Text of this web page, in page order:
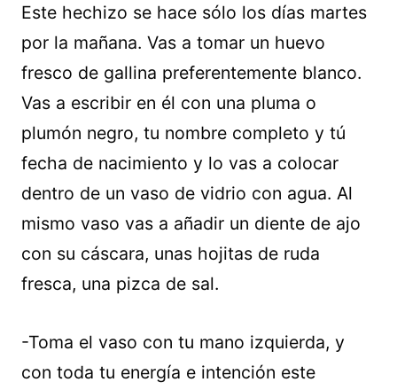
Este hechizo se hace sólo los días martes
por la mañana. Vas a tomar un huevo
fresco de gallina preferentemente blanco.
Vas a escribir en él con una pluma o
plumón negro, tu nombre completo y tú
fecha de nacimiento y lo vas a colocar
dentro de un vaso de vidrio con agua. Al
mismo vaso vas a añadir un diente de ajo
con su cáscara, unas hojitas de ruda
fresca, una pizca de sal.
-Toma el vaso con tu mano izquierda, y
con toda tu energía e intención este